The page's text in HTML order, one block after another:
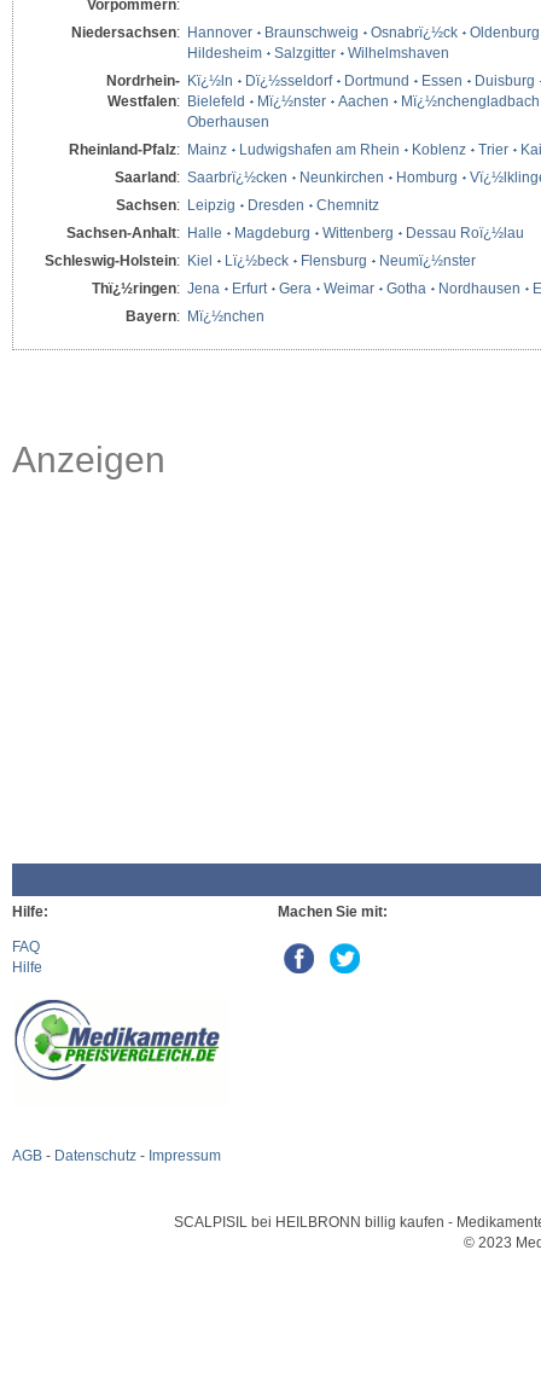
Vorpommern:
Niedersachsen: Hannover Braunschweig Osnabrï¿½ck
Oldenburg
Hildesheim
Salzgitter
Wilhelmshaven
Nordrhein-
Westfalen:
Kï¿½ln Dï¿½sseldorf Dortmund Essen
Duisburg
Bielefeld
Mï¿½nster Aachen
Mï¿½nchengladbach
Oberhausen
Rheinland-Pfalz: Mainz Ludwigshafen am Rhein Koblenz Trier
Saarland: Saarbrï¿½cken Neunkirchen Homburg
Sachsen: Leipzig Dresden
Chemnitz
Sachsen-Anhalt: Halle Magdeburg Wittenberg
Dessau Roï¿½lau
Schleswig-Holstein: Kiel Lï¿½beck Flensburg
Neumï¿½nster
Thï¿½ringen: Jena Erfurt Gera Weimar Gotha Nordhausen
Bayern: Mï¿½nchen
Anzeigen
Hilfe:
FAQ
Hilfe
AGB - Datenschutz - Impressum
Machen Sie mit:
SCALPISIL bei HEILBRONN billig kaufen -
© 2023